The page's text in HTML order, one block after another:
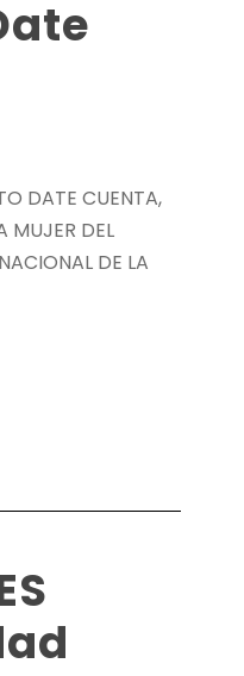
DATE CUENTA,
MUJER DEL
DE LA